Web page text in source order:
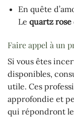
En quête
Le quartz rose
Faire appel à un
Si vous êtes
disponibles,
utile. Ces
approfondie et
qui répondront